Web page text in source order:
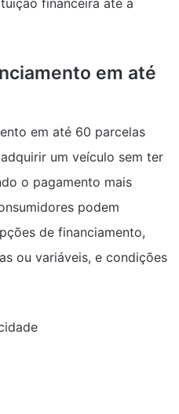
em até
em até 60 parcelas
um veículo sem ter
o pagamento mais
podem
de financiamento,
ou variáveis, e condições